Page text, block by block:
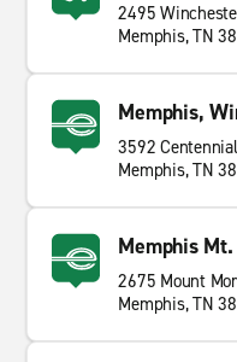
2495
Memphis, TN
Memphis,
3592
Memphis, TN
Memphis
2675 Mount
Memphis, TN